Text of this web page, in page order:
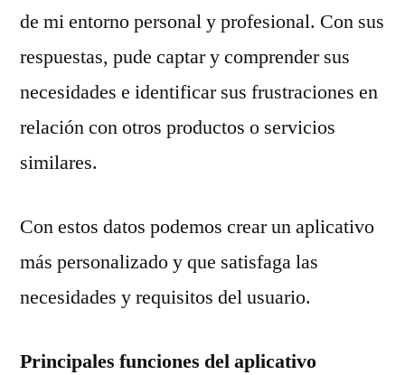
de mi entorno personal y profesional. Con sus
respuestas, pude captar y comprender sus
necesidades e identificar sus frustraciones en
relación con otros productos o servicios
similares.
Con estos datos podemos crear un aplicativo
más personalizado y que satisfaga las
necesidades y requisitos del usuario.
Principales funciones del aplicativo